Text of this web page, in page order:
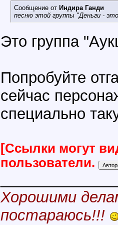
Сообщение от Индира Ганди
песню этой группы "Деньги -
Это группа
Попробуйте
сейчас
специально
[Ссылки могут
пользователи.
Хорошими
постараюсь!!!